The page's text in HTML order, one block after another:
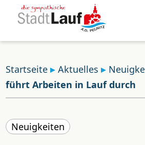
Startseite Aktuelles
führt Arbeiten in Lauf durch
Neuigkeiten